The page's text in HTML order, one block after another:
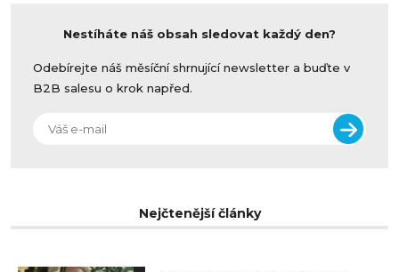
Nestíháte náš obsah sledovat každý den?
Odebírejte náš měsíční shrnující newsletter a buďte v
B2B salesu o krok napřed.
Nejčtenější články